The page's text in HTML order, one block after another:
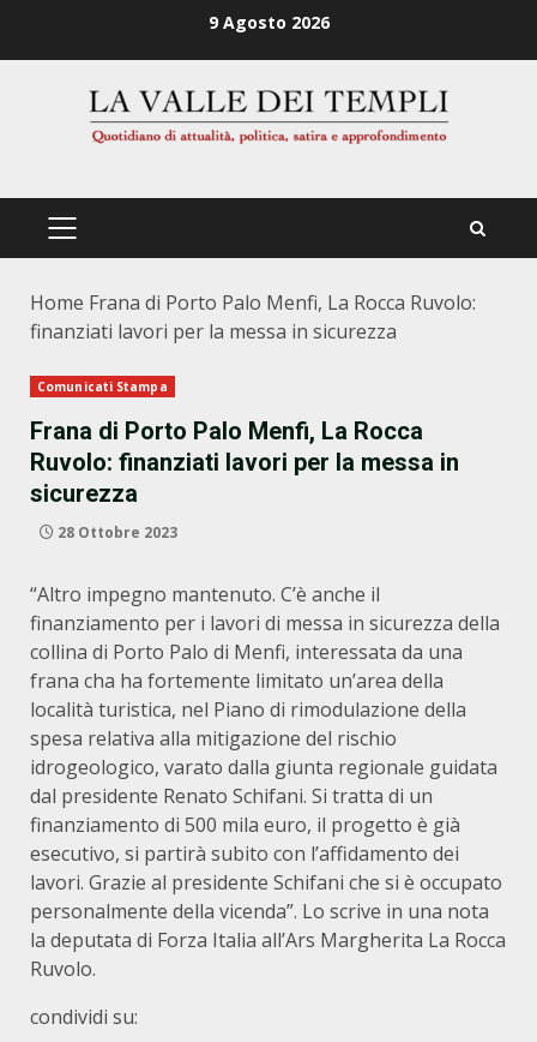
9 Agosto 2026
PRIMÄRES
Home Frana di Porto Palo Menfi, La Rocca Ruvolo:
finanziati lavori per la messa in sicurezza
Comunicati Stampa
Frana di Porto Palo Menfi, La Rocca
Ruvolo: finanziati lavori per la messa in
sicurezza
28 Ottobre 2023
“Altro impegno mantenuto. C’è anche il
finanziamento per i lavori di messa in sicurezza della
collina di Porto Palo di Menfi, interessata da una
frana cha ha fortemente limitato un’area della
località turistica, nel Piano di rimodulazione della
spesa relativa alla mitigazione del rischio
idrogeologico, varato dalla giunta regionale guidata
dal presidente Renato Schifani. Si tratta di un
finanziamento di 500 mila euro, il progetto è già
esecutivo, si partirà subito con l’affidamento dei
lavori. Grazie al presidente Schifani che si è occupato
personalmente della vicenda”. Lo scrive in una nota
la deputata di Forza Italia all’Ars Margherita La Rocca
Ruvolo.
condividi su: